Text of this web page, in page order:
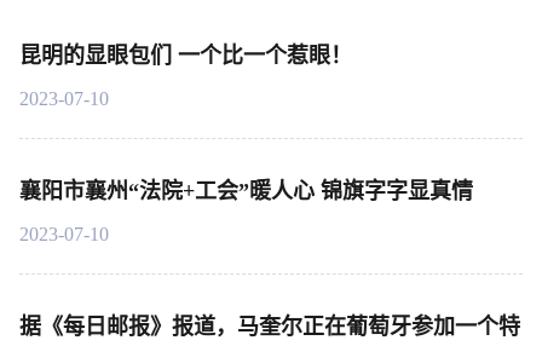
昆明的显眼包们 一个比一个惹眼！
2023-07-10
襄阳市襄州“法院+工会”暖人心 锦旗字字显真情
2023-07-10
据《每日邮报》报道，马奎尔正在葡萄牙参加一个特